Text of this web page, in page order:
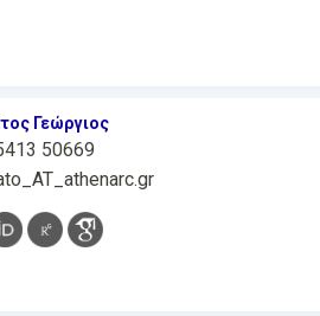
Γεώργιος
50669